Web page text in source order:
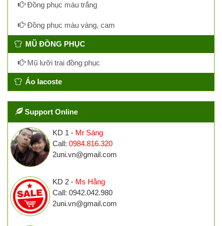
Đồng phục màu trắng
Đồng phục màu vàng, cam
MŨ ĐỒNG PHỤC
Mũ lưỡi trai đồng phục
Áo lacoste
Support Online
KD 1 - Mr Sáng
Call: 0984.816.320
2uni.vn@gmail.com
KD 2 - Ms Hằng
Call: 0942.042.980
2uni.vn@gmail.com